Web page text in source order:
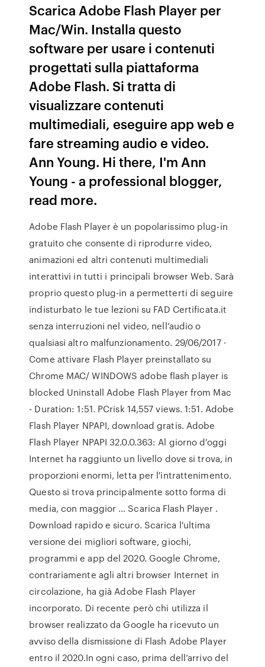
Scarica Adobe Flash Player per
Mac/Win. Installa questo
software per usare i contenuti
progettati sulla piattaforma
Adobe Flash. Si tratta di
visualizzare contenuti
multimediali, eseguire app web e
fare streaming audio e video.
Ann Young. Hi there, I'm Ann
Young - a professional blogger,
read more.
Adobe Flash Player è un popolarissimo plug-in
gratuito che consente di riprodurre video,
animazioni ed altri contenuti multimediali
interattivi in tutti i principali browser Web. Sarà
proprio questo plug-in a permetterti di seguire
indisturbato le tue lezioni su FAD Certificata.it
senza interruzioni nel video, nell’audio o
qualsiasi altro malfunzionamento. 29/06/2017 ·
Come attivare Flash Player preinstallato su
Chrome MAC/ WINDOWS adobe flash player is
blocked Uninstall Adobe Flash Player from Mac
- Duration: 1:51. PCrisk 14,557 views. 1:51. Adobe
Flash Player NPAPI, download gratis. Adobe
Flash Player NPAPI 32.0.0.363: Al giorno d'oggi
Internet ha raggiunto un livello dove si trova, in
proporzioni enormi, letta per l'intrattenimento.
Questo si trova principalmente sotto forma di
media, con maggior … Scarica Flash Player .
Download rapido e sicuro. Scarica l'ultima
versione dei migliori software, giochi,
programmi e app del 2020. Google Chrome,
contrariamente agli altri browser Internet in
circolazione, ha già Adobe Flash Player
incorporato. Di recente però chi utilizza il
browser realizzato da Google ha ricevuto un
avviso della dismissione di Flash Adobe Player
entro il 2020.In ogni caso, prima dell’arrivo del